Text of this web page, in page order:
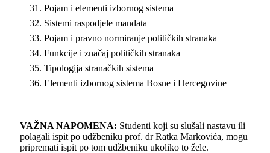
Pojam i elementi izbornog sistema
Sistemi raspodjele mandata
Pojam i pravno normiranje političkih stranaka
Funkcije i značaj političkih stranaka
Tipologija stranačkih sistema
Elementi izbornog sistema Bosne i Hercegovine
VAŽNA NAPOMENA: Studenti koji su slušali nastavu ili
polagali ispit po udžbeniku prof. dr Ratka Markovića, mogu
pripremati ispit po tom udžbeniku ukoliko to žele.